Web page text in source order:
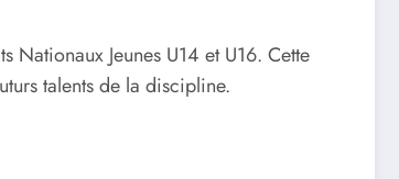
Nationaux Jeunes U14 et U16. Cette
talents de la discipline.